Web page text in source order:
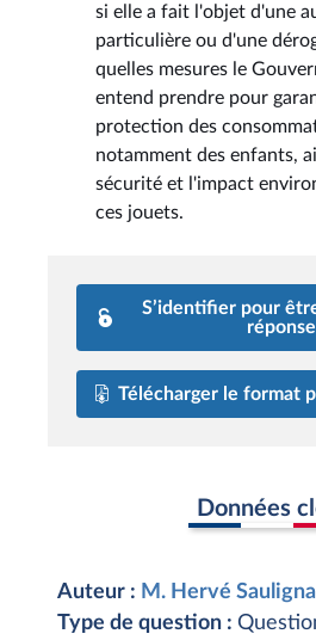
si elle a fait l'objet d'une
particulière ou d'une
quelles mesures le
entend prendre pour
protection des
notamment des enfants,
sécurité et l'impact
ces jouets.
S’identifier pour
réponse
Télécharger le format
Données
Auteur : M. Hervé
Type de question :